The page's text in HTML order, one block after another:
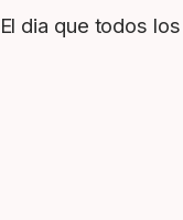
dia que todos